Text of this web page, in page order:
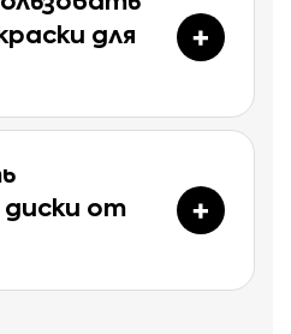
для
от